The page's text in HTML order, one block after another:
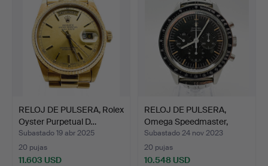
RELOJ DE PULSERA, Rolex
Oyster Purpetual D…
Subastado 19 abr 2025
20 pujas
11.603 USD
RELOJ DE PULSERA,
Omega Speedmaster,
1959.
Subastado 24 nov 2023
20 pujas
10.548 USD